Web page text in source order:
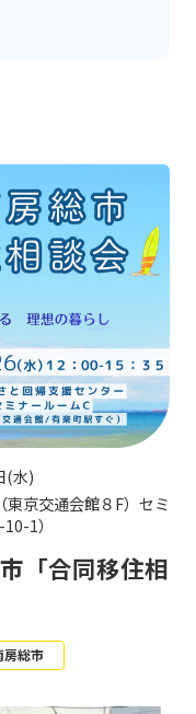
(水)
京交通会館８F）セミ
1）
「合同移住相
房総市